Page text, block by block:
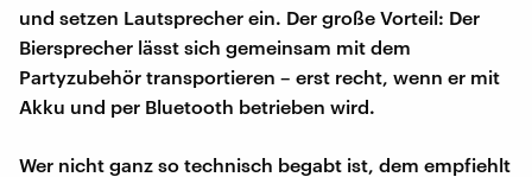
und setzen Lautsprecher ein. Der große Vorteil: Der
Biersprecher lässt sich gemeinsam mit dem
Partyzubehör transportieren – erst recht, wenn er mit
Akku und per Bluetooth betrieben wird.
Wer nicht ganz so technisch begabt ist, dem empfiehlt